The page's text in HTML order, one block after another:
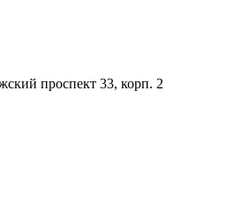
проспект 33, корп. 2